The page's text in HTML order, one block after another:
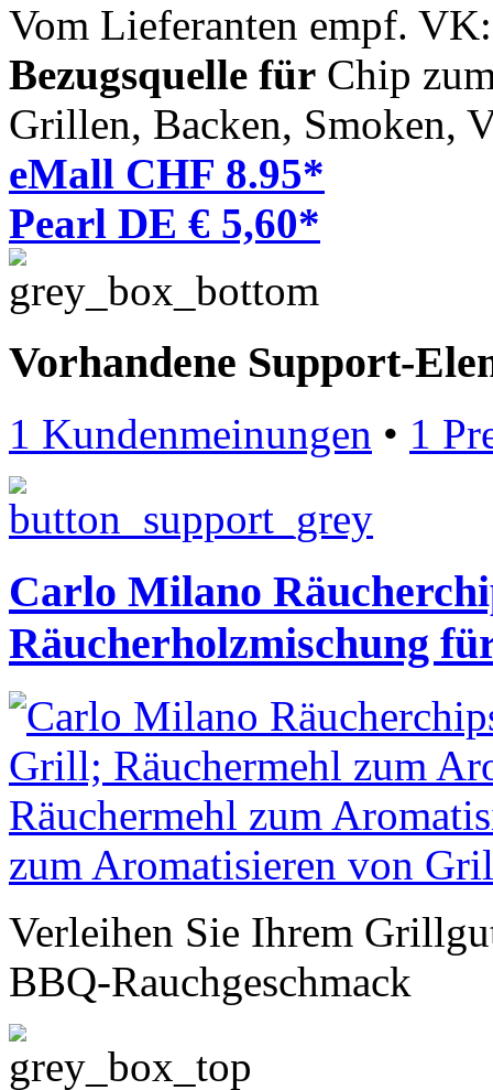
Vom Lieferanten empf.
Bezugsquelle für Chip
Grillen, Backen, Smoken,
eMall CHF 8.95*
Pearl DE € 5,60*
Vorhandene Support-
1 Kundenmeinungen • 1
Carlo Milano
Räucherholzmischung
Verleihen Sie Ihrem
BBQ-Rauchgeschmack